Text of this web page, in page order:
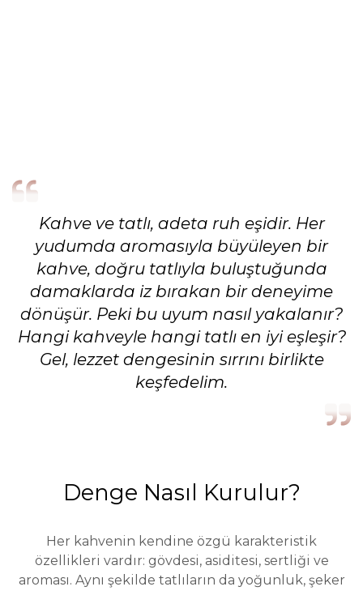
Kahve ve tatlı, adeta ruh eşidir. Her
yudumda aromasıyla büyüleyen bir
kahve, doğru tatlıyla buluştuğunda
damaklarda iz bırakan bir deneyime
dönüşür. Peki bu uyum nasıl yakalanır?
Hangi kahveyle hangi tatlı en iyi eşleşir?
Gel, lezzet dengesinin sırrını birlikte
keşfedelim.
Denge Nasıl Kurulur?
Her kahvenin kendine özgü karakteristik
özellikleri vardır: gövdesi, asiditesi, sertliği ve
aroması. Aynı şekilde tatlıların da yoğunluk, şeker